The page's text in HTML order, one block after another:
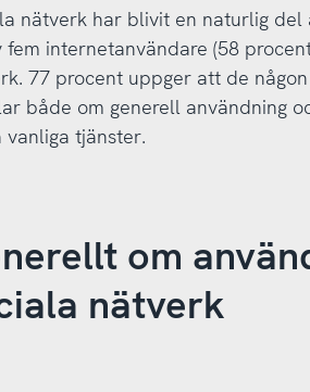
nätverk har blivit en naturlig
fem internetanvändare (58
77 procent uppger att de
både om generell användning
vanliga tjänster.
om
nätverk